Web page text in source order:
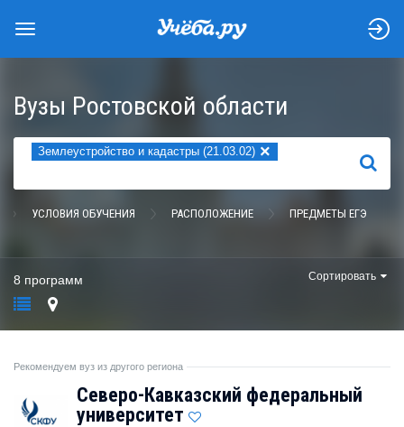
Вузы Ростовской области
Землеустройство и кадастры (21.03.02) ×
НАЙТИ
УСЛОВИЯ ОБУЧЕНИЯ РАСПОЛОЖЕНИЕ ПРЕДМЕТЫ ЕГЭ
8 программ Сортировать
Рекомендуем вуз из другого региона
Северо-Кавказский федеральный
университет